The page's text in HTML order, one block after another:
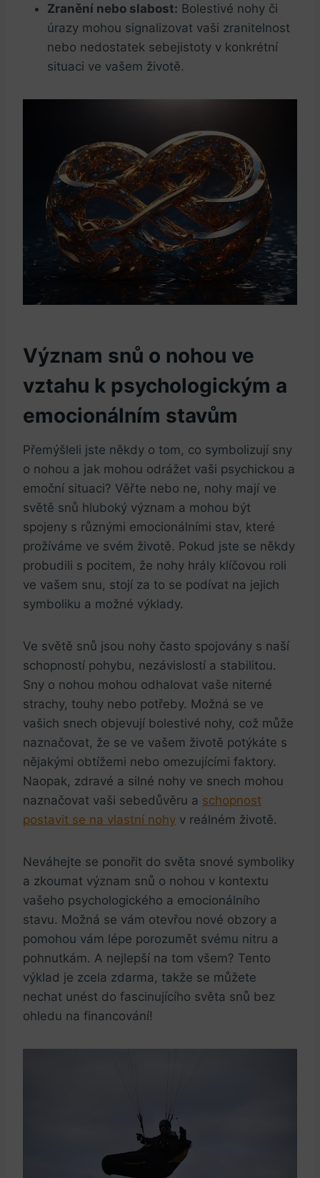
Zranění nebo slabost: Bolestivé nohy či
úrazy mohou signalizovat vaši zranitelnost
nebo nedostatek sebejistoty v konkrétní
situaci ve vašem životě.
Význam snů o nohou ve
vztahu k psychologickým a
emocionálním stavům
Přemýšleli jste někdy o tom, co symbolizují sny
o nohou a jak mohou odrážet vaši psychickou a
emoční situaci? Věřte nebo ne, nohy mají ve
světě snů hluboký význam a mohou být
spojeny s různými emocionálními stav, které
prožíváme ve svém životě. Pokud jste se někdy
probudili s pocitem, že nohy hrály klíčovou roli
ve vašem snu, stojí za to se podívat na jejich
symboliku a možné výklady.
Ve světě snů jsou nohy často spojovány s naší
schopností pohybu, nezávislostí a stabilitou.
Sny o nohou mohou odhalovat vaše niterné
strachy, touhy nebo potřeby. Možná se ve
vašich snech objevují bolestivé nohy, což může
naznačovat, že se ve vašem životě potýkáte s
nějakými obtížemi nebo omezujícími faktory.
Naopak, zdravé a silné nohy ve snech mohou
naznačovat vaši sebedůvěru a schopnost
postavit se na vlastní nohy v reálném životě.
Neváhejte se ponořit do světa snové symboliky
a zkoumat význam snů o nohou v kontextu
vašeho psychologického a emocionálního
stavu. Možná se vám otevřou nové obzory a
pomohou vám lépe porozumět svému nitru a
pohnutkám. A nejlepší na tom všem? Tento
výklad je zcela zdarma, takže se můžete
nechat unést do fascinujícího světa snů bez
ohledu na financování!